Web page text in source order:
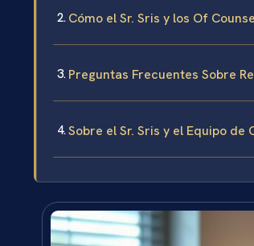
Cómo el Sr. Sris y los Of
Preguntas Frecuentes Sobre
Sobre el Sr. Sris y el Equipo de